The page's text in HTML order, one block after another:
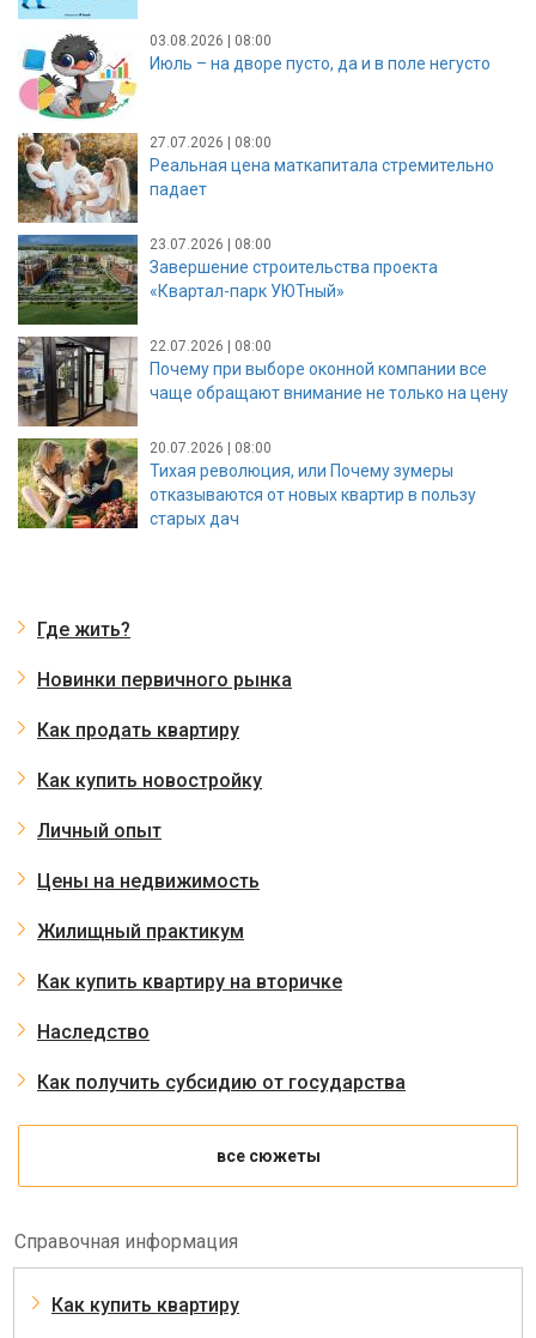
03.08.2026 | 08:00
Июль – на дворе пусто, да и в поле негусто
27.07.2026 | 08:00
Реальная цена маткапитала стремительно
падает
23.07.2026 | 08:00
Завершение строительства проекта
«Квартал-парк УЮТный»
22.07.2026 | 08:00
Почему при выборе оконной компании все
чаще обращают внимание не только на цену
20.07.2026 | 08:00
Тихая революция, или Почему зумеры
отказываются от новых квартир в пользу
старых дач
Где жить?
Новинки первичного рынка
Как продать квартиру
Как купить новостройку
Личный опыт
Цены на недвижимость
Жилищный практикум
Как купить квартиру на вторичке
Наследство
Как получить субсидию от государства
все сюжеты
Справочная информация
Как купить квартиру